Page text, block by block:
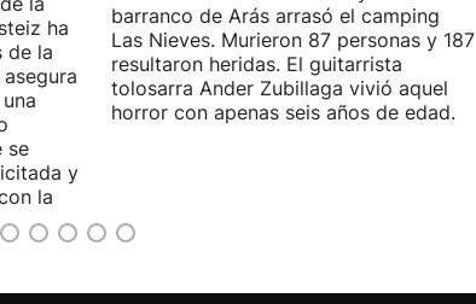
ha
de la
se
y
la
barranco de Arás arrasó el camping
Las Nieves. Murieron 87 personas y 187
resultaron heridas. El guitarrista
tolosarra Ander Zubillaga vivió aquel
horror con apenas seis años de edad.